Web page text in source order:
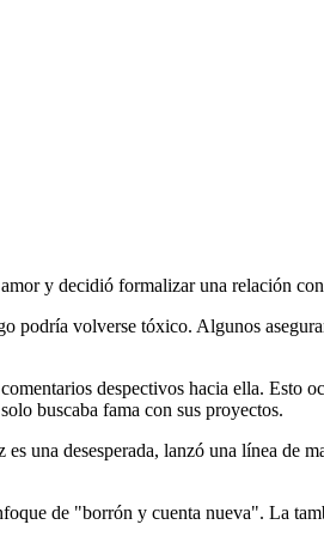
y decidió formalizar una relación
podría volverse tóxico. Algunos
despectivos hacia ella. Esto
buscaba fama con sus proyectos.
una desesperada, lanzó una línea de
de "borrón y cuenta nueva". La